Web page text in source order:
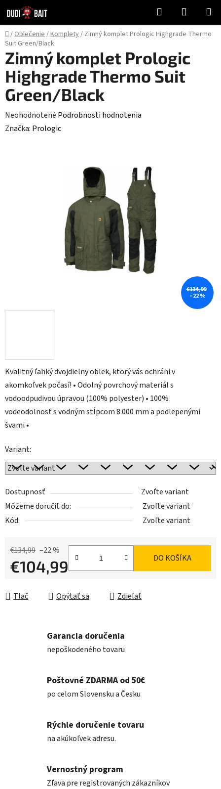
na
obsah
Hľadať
KOŠÍK
Domov
/Oblečenie/Komplety/ Zimný komplet Prologic Highgrade Thermo
Suit Green/Black
Kvalitný ľahký dvojdielny oblek, ktorý vás ochráni v
akomkoľvek počasí! • Odolný povrchový materiál s
vodoodpudivou úpravou (100% polyester) • 100%
vodeodolnosť s vodným stĺpcom 8.000 mm a podlepenými
švami •
Variant:
Dostupnosť
Zvoľte variant
Môžeme doručiť do:
Zvoľte variant
Kód:
Zvoľte variant
€134,99 –22 %
€104,99 DO KOŠÍKA
Tlač Opýtať sa Zdieľať
Zimný komplet Prologic
Highgrade Thermo Suit
Green/Black
Priemerné
hodnotenie
Neohodnotené Podrobnosti hodnotenia
Značka: Prologic
€134,99
–22 %
Garancia doručenia
nepoškodeného tovaru
Poštovné ZDARMA od 50€
po celom Slovensku a Česku
Rýchle doručenie tovaru
na akúkoľvek adresu.
Vernostný program
Zľava pre registrovaných zákazníkov